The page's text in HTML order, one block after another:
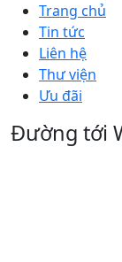
Trang chủ
Tin tức
Liên hệ
Thư viện
Ưu đãi
Đường tới